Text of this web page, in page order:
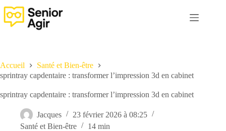
au
contenu
Accueil
Santé et Bien-être
sprintray capdentaire : transformer l’impression 3d en cabinet
sprintray capdentaire : transformer l’impression 3d en cabinet
Jacques
23 février 2026 à 08:25
Santé et Bien-être
14 min